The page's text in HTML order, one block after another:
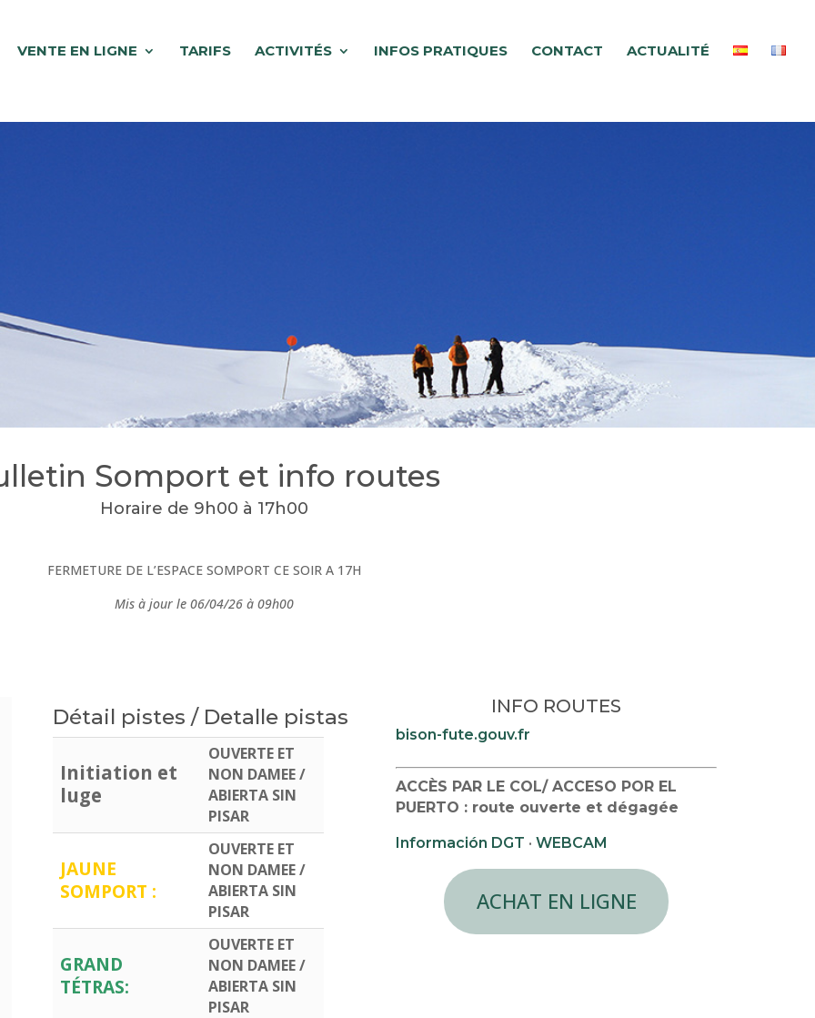
VENTE EN LIGNE TARIFS ACTIVITÉS INFOS PRATIQUES CONTACT ACTUALITÉ
Somport et info routes
Horaire de 9h00 à 17h00
FERMETURE DE L’ESPACE SOMPORT CE SOIR A 17H
Mis à jour le 06/04/26 à 09h00
Détail pistes / Detalle pistas
Initiation et
luge
OUVERTE ET
NON DAMEE /
ABIERTA SIN
PISAR
JAUNE
SOMPORT :
OUVERTE ET
NON DAMEE /
ABIERTA SIN
PISAR
GRAND
TÉTRAS:
OUVERTE ET
NON DAMEE /
ABIERTA SIN
PISAR
INFO ROUTES
bison-fute.gouv.fr
ACCÈS PAR LE COL/ ACCESO POR EL
PUERTO : route ouverte et dégagée
Información DGT · WEBCAM
ACHAT EN LIGNE